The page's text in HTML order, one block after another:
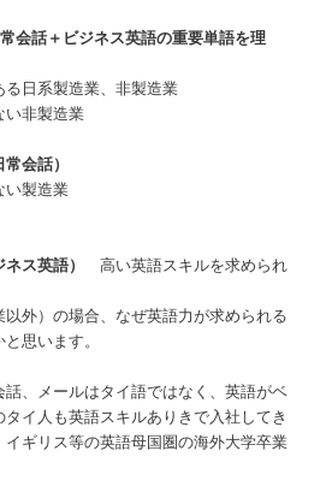
会話＋ビジネス英語の重要単語を理
日系製造業、非製造業
い非製造業
会話）
い製造業
ス英語）
高い英語スキルを求められ
以外）の場合、なぜ英語力が求められる
思います。
、メールはタイ語ではなく、英語がベ
イ人も英語スキルありきで入社してき
ギリス等の英語母国圏の海外大学卒業